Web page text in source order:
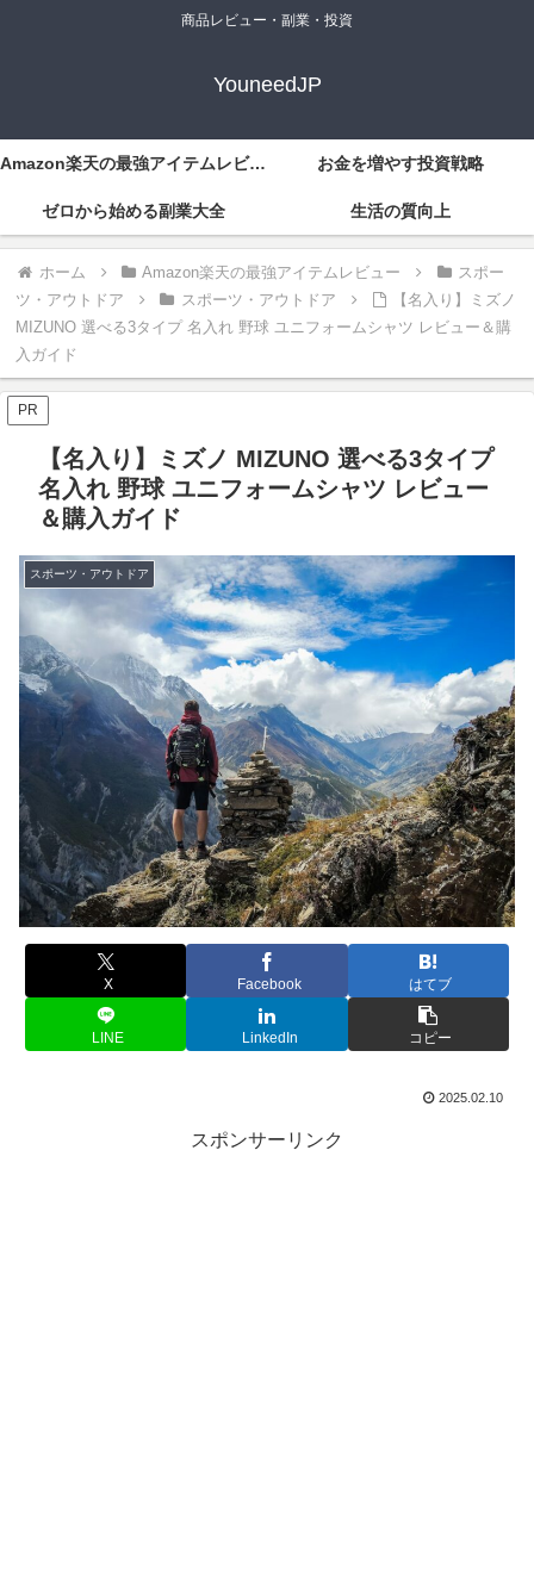
商品レビュー・副業・投資
YouneedJP
Amazon楽天の最強アイテムレビュー お金を増やす投資戦略
ゼロから始める副業大全 生活の質向上
ホーム Amazon楽天の最強アイテムレビュー
スポー
ツ・アウトドア
スポーツ・アウトドア
【名入り】ミズノ
MIZUNO 選べる3タイプ 名入れ 野球 ユニフォームシャツ レビュー＆購
入ガイド
PR
【名入り】ミズノ MIZUNO 選べる3タイプ
名入れ 野球 ユニフォームシャツ レビュー
＆購入ガイド
スポーツ・アウトドア
X Facebook はてブ
LINE LinkedIn コピー
2025.02.10
スポンサーリンク